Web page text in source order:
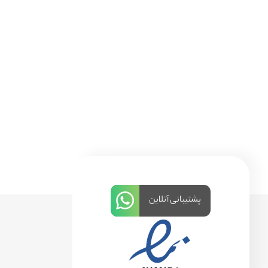
پشتیبانی آنلاین